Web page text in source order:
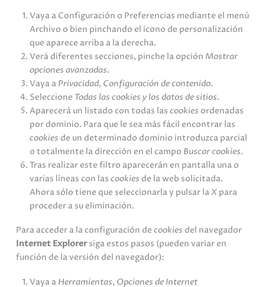
Vaya a Configuración o Preferencias mediante el menú
Archivo o bien pinchando el icono de personalización
que aparece arriba a la derecha.
Verá diferentes secciones, pinche la opción Mostrar
opciones avanzadas.
Vaya a Privacidad, Configuración de contenido.
Seleccione Todas lascookies y los datos de sitios.
Aparecerá un listado con todas lascookies ordenadas
por dominio. Para que le sea más fácil encontrar las
cookies de un determinado dominio introduzca parcial
o totalmente la dirección en el campo Buscar cookies.
Tras realizar este filtro aparecerán en pantalla una o
varias líneas con lascookies de la web solicitada.
Ahora sólo tiene que seleccionarla y pulsar laX para
proceder a su eliminación.
Para acceder a la configuración de cookies del navegador
Internet Explorersiga estos pasos (pueden variar en
función de la versión del navegador):
Vaya a Herramientas, Opciones de Internet